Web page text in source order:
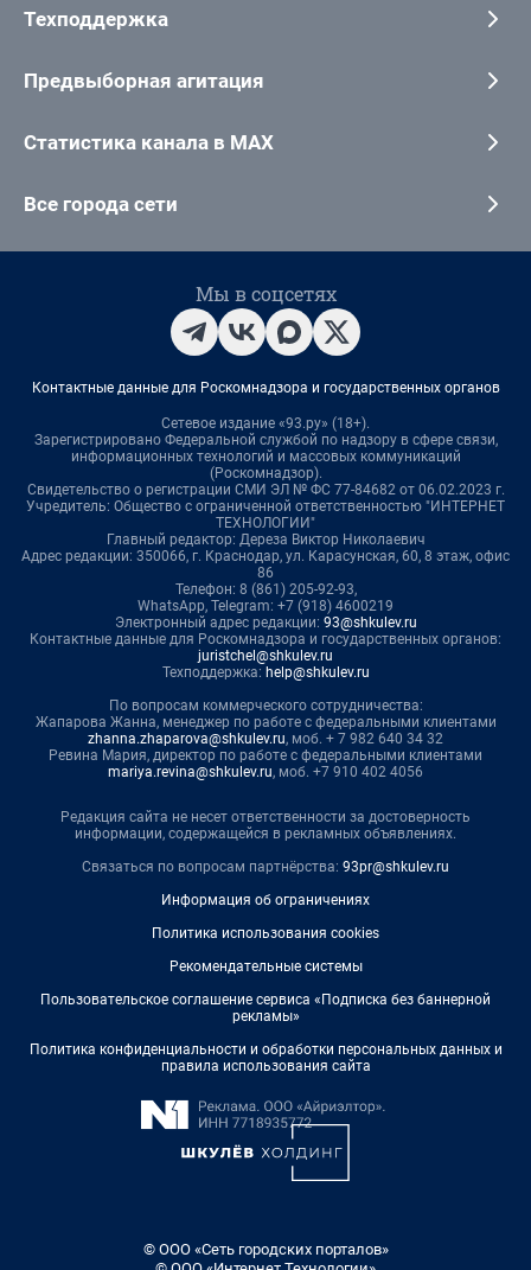
Техподдержка
Предвыборная агитация
Статистика канала в MAX
Все города сети
Мы в соцсетях
Контактные данные для Роскомнадзора и государственных органов
Сетевое издание «93.ру» (18+).
Зарегистрировано Федеральной службой по надзору в сфере связи,
информационных технологий и массовых коммуникаций
(Роскомнадзор).
Свидетельство о регистрации СМИ ЭЛ № ФС 77-84682 от 06.02.2023 г.
Учредитель: Общество с ограниченной ответственностью "ИНТЕРНЕТ
ТЕХНОЛОГИИ"
Главный редактор: Дереза Виктор Николаевич
Адрес редакции: 350066, г. Краснодар, ул. Карасунская, 60, 8 этаж, офис
86
Телефон: 8 (861) 205-92-93,
WhatsApp, Telegram: +7 (918) 4600219
Электронный адрес редакции: 93@shkulev.ru
Контактные данные для Роскомнадзора и государственных органов:
juristchel@shkulev.ru
Техподдержка: help@shkulev.ru
По вопросам коммерческого сотрудничества:
Жапарова Жанна, менеджер по работе с федеральными клиентами
zhanna.zhaparova@shkulev.ru, моб. + 7 982 640 34 32
Ревина Мария, директор по работе с федеральными клиентами
mariya.revina@shkulev.ru, моб. +7 910 402 4056
Редакция сайта не несет ответственности за достоверность
информации, содержащейся в рекламных объявлениях.
Связаться по вопросам партнёрства: 93pr@shkulev.ru
Информация об ограничениях
Политика использования cookies
Рекомендательные системы
Пользовательское соглашение сервиса «Подписка без баннерной
рекламы»
Политика конфиденциальности и обработки персональных данных и
правила использования сайта
© ООО «Сеть городских порталов»